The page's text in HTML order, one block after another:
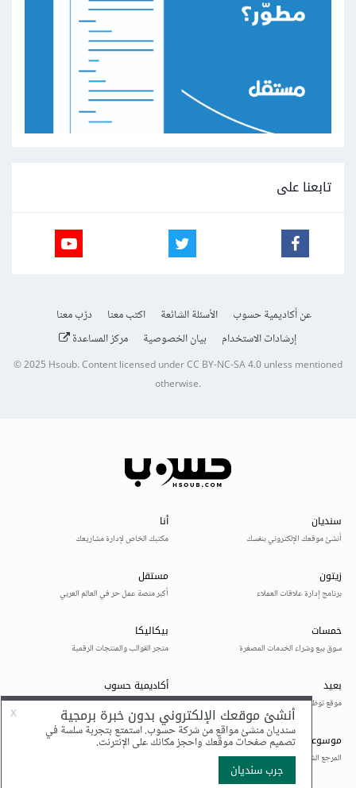
تابعنا على
عن أكاديمية حسوب الأسئلة الشائعة اكتب معنا
درّب معنا
إرشادات الاستخدام
بيان الخصوصية مركز المساعدة
© 2025Hsoub.Content licensed underCC BY-NC-SA 4.0unless mentioned
otherwise.